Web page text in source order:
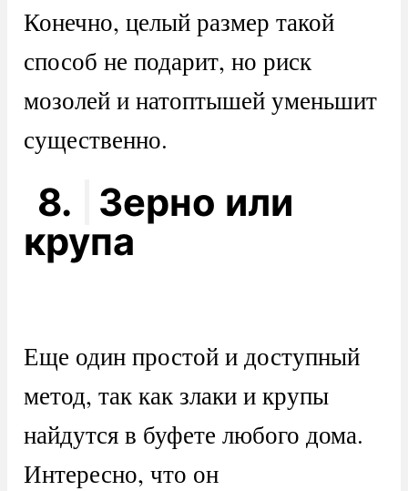
Конечно, целый размер такой
способ не подарит, но риск
мозолей и натоптышей уменьшит
существенно.
8.
Зерно или
крупа
Еще один простой и доступный
метод, так как злаки и крупы
найдутся в буфете любого дома.
Интересно, что он